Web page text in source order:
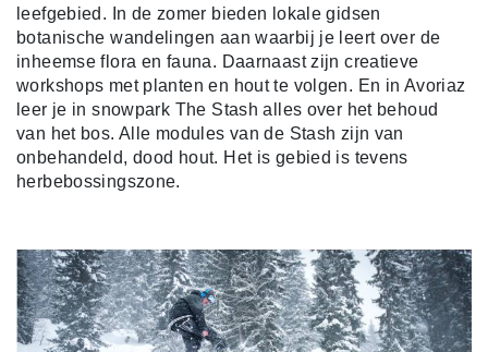
leefgebied. In de zomer bieden lokale gidsen
botanische wandelingen aan waarbij je leert over de
inheemse flora en fauna. Daarnaast zijn creatieve
workshops met planten en hout te volgen. En in Avoriaz
leer je in snowpark The Stash alles over het behoud
van het bos. Alle modules van de Stash zijn van
onbehandeld, dood hout. Het is gebied is tevens
herbebossingszone.